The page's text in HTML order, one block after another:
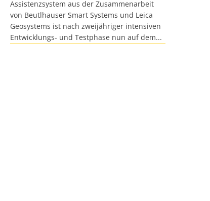
Assistenzsystem aus der Zusammenarbeit
von Beutlhauser Smart Systems und Leica
Geosystems ist nach zweijähriger intensiven
Entwicklungs- und Testphase nun auf dem...